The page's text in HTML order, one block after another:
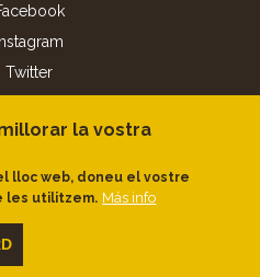
Instagram
Twitter
APP
la vostra
lloc web, doneu el vostre
les utilitzem. Más info